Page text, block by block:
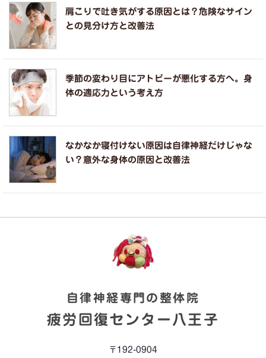
肩こりで吐き気がする原因とは？危険なサイン
との見分け方と改善法
季節の変わり目にアトピーが悪化する方へ。身
体の適応力という考え方
なかなか寝付けない原因は自律神経だけじゃな
い？意外な身体の原因と改善法
自律神経専門の整体院
疲労回復センター八王子
〒192-0904